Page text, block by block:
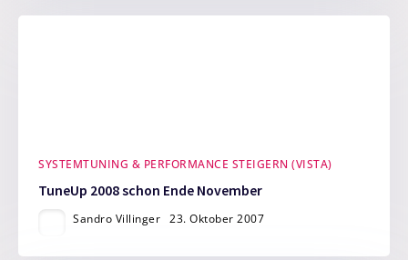
SYSTEMTUNING & PERFORMANCE STEIGERN (VISTA)
TuneUp 2008 schon Ende November
Sandro Villinger 23. Oktober 2007